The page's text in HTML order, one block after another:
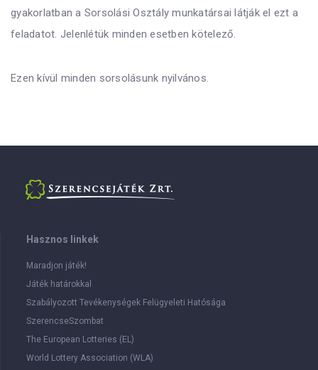
gyakorlatban a Sorsolási Osztály munkatársai látják el ezt a
feladatot. Jelenlétük minden esetben kötelező.
Ezen kívül minden sorsolásunk nyilvános.
Hasznos linkek
Maradjon játék!
Játék határokkal
Szabályozott Tevékenységek Felügyeleti Hatósága
SzerencseSzombat
The European Lotteries (EL)
World Lottery Association (WLA)